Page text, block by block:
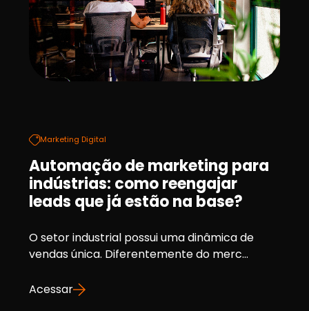
Marketing Digital
Automação de marketing para
indústrias: como reengajar
leads que já estão na base?
O setor industrial possui uma dinâmica de
vendas única. Diferentemente do merc...
Acessar